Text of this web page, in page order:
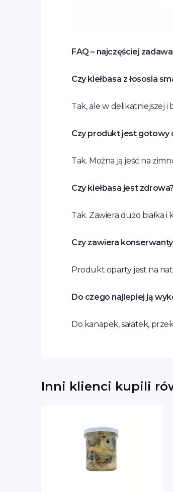
FAQ – najczęściej
Czy kiełbasa z łososia
Tak, ale w delikatniejszej
Czy produkt jest gotowy
Tak. Można ją jeść na
Czy kiełbasa jest zdrowa?
Tak. Zawiera dużo białka i
Czy zawiera
Produkt oparty jest na
Do czego najlepiej ją
Do kanapek, sałatek,
Inni klienci kupili